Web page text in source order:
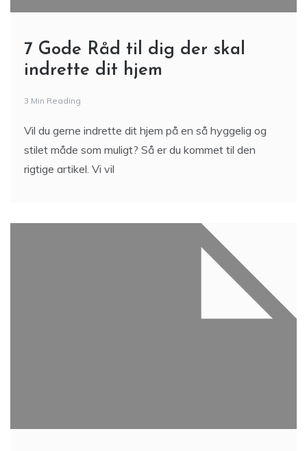
7 Gode Råd til dig der skal
indrette dit hjem
3 Min Reading
Vil du gerne indrette dit hjem på en så hyggelig og
stilet måde som muligt? Så er du kommet til den
rigtige artikel. Vi vil